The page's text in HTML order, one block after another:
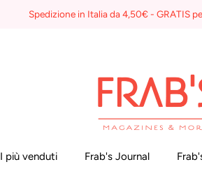
Spedizione in Italia da 4,50€ - GRATIS
I più venduti Frab's Journal